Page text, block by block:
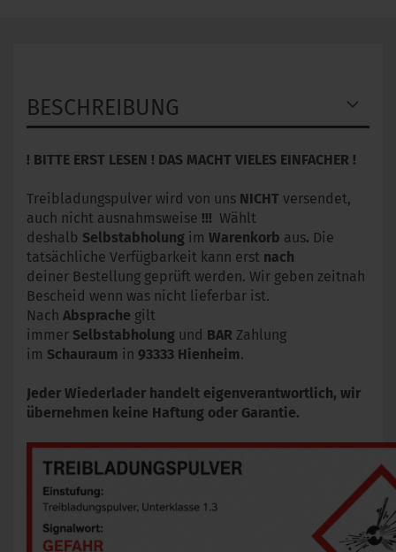
BESCHREIBUNG
! BITTE ERST LESEN ! DAS MACHT VIELES EINFACHER !
Treibladungspulver wird von uns NICHT versendet,
auch nicht ausnahmsweise !!! Wählt
deshalb Selbstabholung im Warenkorb aus. Die
tatsächliche Verfügbarkeit kann erst nach
deiner Bestellung geprüft werden. Wir geben zeitnah
Bescheid wenn was nicht lieferbar ist.
Nach Absprache gilt
immer Selbstabholung und BAR Zahlung
im Schauraum in 93333 Hienheim.
Jeder Wiederlader handelt eigenverantwortlich, wir
übernehmen keine Haftung oder Garantie.